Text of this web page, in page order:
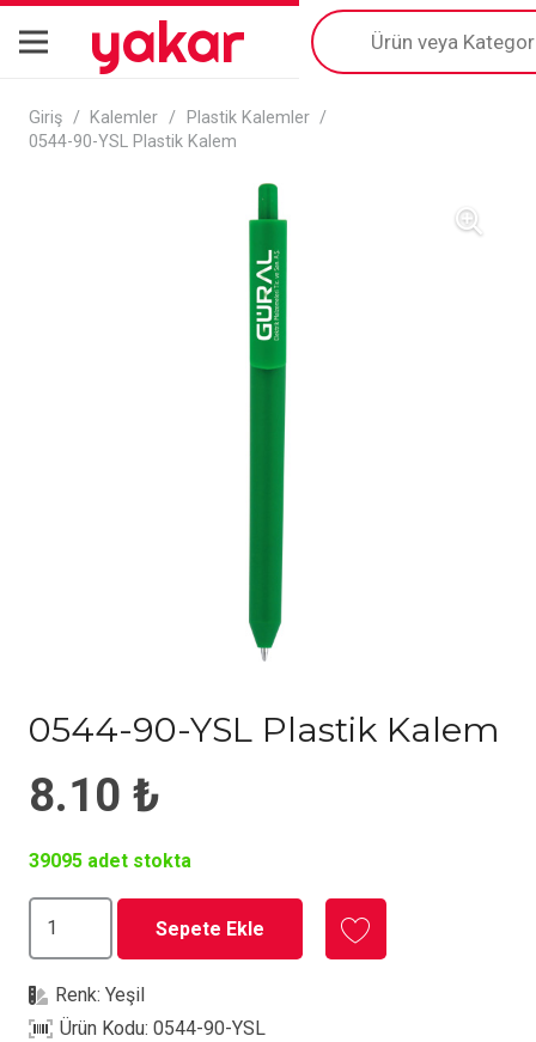
yakar
Products
search
Giriş / Kalemler / Plastik Kalemler /
0544-90-YSL Plastik Kalem
0544-90-YSL Plastik Kalem
8.10 ₺
39095 adet stokta
Plastik
Sepete Ekle
Renk:Yeşil
Ürün Kodu:0544-90-YSL